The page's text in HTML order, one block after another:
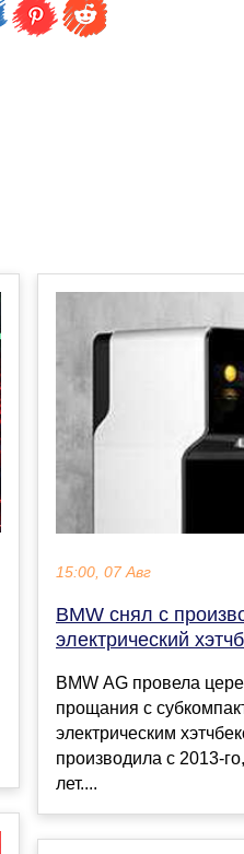
15:00, 07 Авг
BMW снял с
электрический
BMW AG провела
прощания с
электрическим
производила с 2013-
лет....